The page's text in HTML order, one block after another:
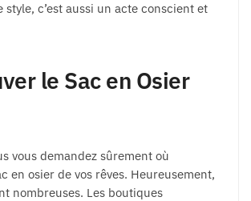
c’est aussi un acte conscient et
le Sac en Osier
vous demandez sûrement où
en osier de vos rêves. Heureusement,
nombreuses. Les boutiques